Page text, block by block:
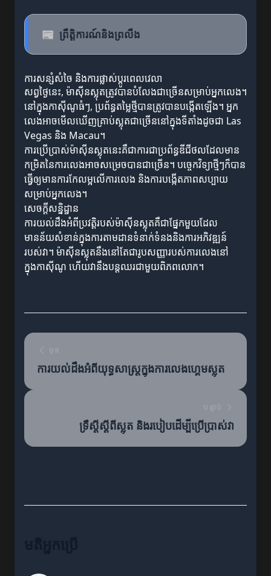
📰 ព្រឹត្តិការណ៍និងព្រលឹង
ការសន្សំសំចៃ និងការផ្លាស់ប្ដូរពេលវេលា
សព្វថ្ងៃនេះ, ម៉ាស៊ីនស្លុតត្រូវបានបំលែងជាច្រើនសម្រាប់អ្នកលេង។
នៅក្នុងកាស៊ីណូធំៗ, ប្រព័ន្ធតម្លៃថ្មីបានត្រូវបានបង្កើតឡើង។ អ្នក
លេងអាចមើលឃើញគ្រាប់ស្លុតជាច្រើននៅក្នុងទីតាំងដូចជា Las
Vegas និង Macau។
ការប្រើប្រាស់ម៉ាស៊ីនស្លុតនេះគឺជាការជាប្រព័ន្ធឌីជីថលដែលមាន
កម្រិតនៃការលេងអាចសម្រេចបានជាច្រើន។ បច្ចេកវិទ្យាថ្មីៗក៏បាន
ធ្វើឲ្យមានការកែលម្អលើការលេង និងការបង្កើតភាពសប្បាយ
សម្រាប់អ្នកលេង។
សេចក្ដីសន្និដ្ឋាន
ការយល់ដឹងអំពីប្រវត្តិរបស់ម៉ាស៊ីនស្លុតគឺជាផ្នែកមួយដែល
មានន័យសំខាន់ក្នុងការតាមដានទំនាក់ទំនងនិងការអភិវឌ្ឍន៍
របស់វា។ ម៉ាស៊ីនស្លុតនឹងនៅតែជារូបសញ្ញារបស់ការលេងនៅ
ក្នុងកាស៊ីណូ ហើយវានឹងបន្តឈរជាមួយពិភពលោក។
ការយល់ដឹងអំពីយុទ្ធសាស្ត្រក្នុងការលេងហ្គេមស្លុត
ទ្រឹស្តីស្ដីពីស្លុត និងរបៀបដើម្បីប្រើប្រាស់វា